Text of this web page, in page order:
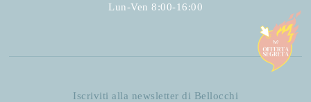
Lun-Ven 8:00-16:00
Iscriviti alla newsletter di Bellocchi